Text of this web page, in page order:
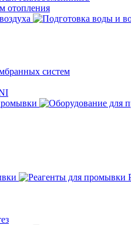
отопления
систем